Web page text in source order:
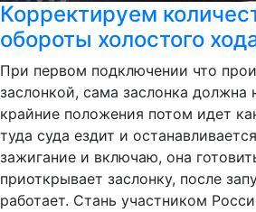
Корректируем
обороты холостого
При первом подключении что
заслонкой, сама заслонка должна
крайние положения потом идет
туда суда ездит и
зажигание и включаю, она
приоткрывает заслонку, после
работает. Стань участником